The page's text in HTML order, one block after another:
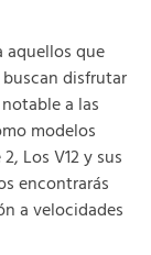
aquellos que
buscan disfrutar
a las
modelos
Los V12 y sus
encontrarás
a velocidades